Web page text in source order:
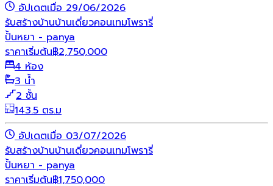
อัปเดตเมื่อ 29/06/2026
รับสร้างบ้านบ้านเดี่ยวคอนเทมโพรารี่
ปั้นหยา - panya
ราคาเริ่มต้น฿2,750,000
4 ห้อง
3 น้ำ
2 ชั้น
143.5 ตร.ม
อัปเดตเมื่อ 03/07/2026
รับสร้างบ้านบ้านเดี่ยวคอนเทมโพรารี่
ปั้นหยา - panya
ราคาเริ่มต้น฿1,750,000